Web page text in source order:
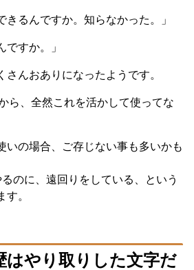
きるんですか。知らなかった。」
ですか。」
さんおありになったようです。
ら、全然これを活かして使ってな
いの場合、ご存じない事も多いかも
のに、遠回りをしている、という
す。
はやり取りした文字だ